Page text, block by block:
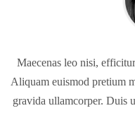
Maecenas leo nisi,
Aliquam euismod pretium
gravida ullamcorper. Duis